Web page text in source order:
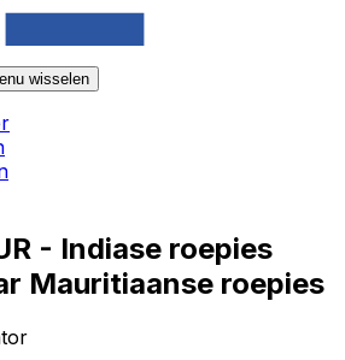
wisselen
- Indiase roepies
Mauritiaanse roepies